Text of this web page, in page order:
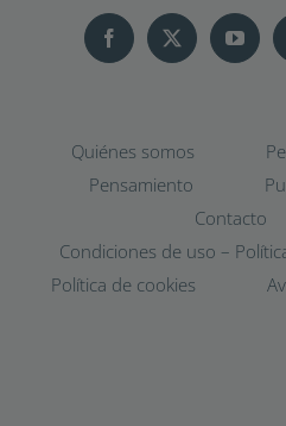
Quiénes somos
Pensamiento
Contacto
Condiciones de uso –
Política de cookies